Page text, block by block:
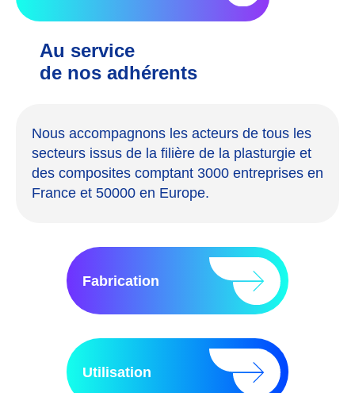
Au service
de nos adhérents
Nous accompagnons les acteurs de tous les
secteurs issus de la filière de la plasturgie et
des composites comptant 3000 entreprises en
France et 50000 en Europe.
Fabrication
Utilisation